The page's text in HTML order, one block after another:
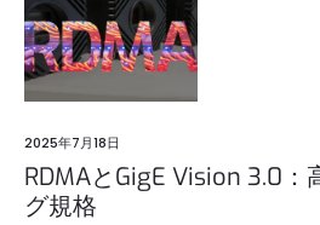
2025年7月18日
RDMAとGigE Vision 3.0：
グ規格